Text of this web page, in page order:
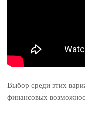
Выбор среди этих
финансовых